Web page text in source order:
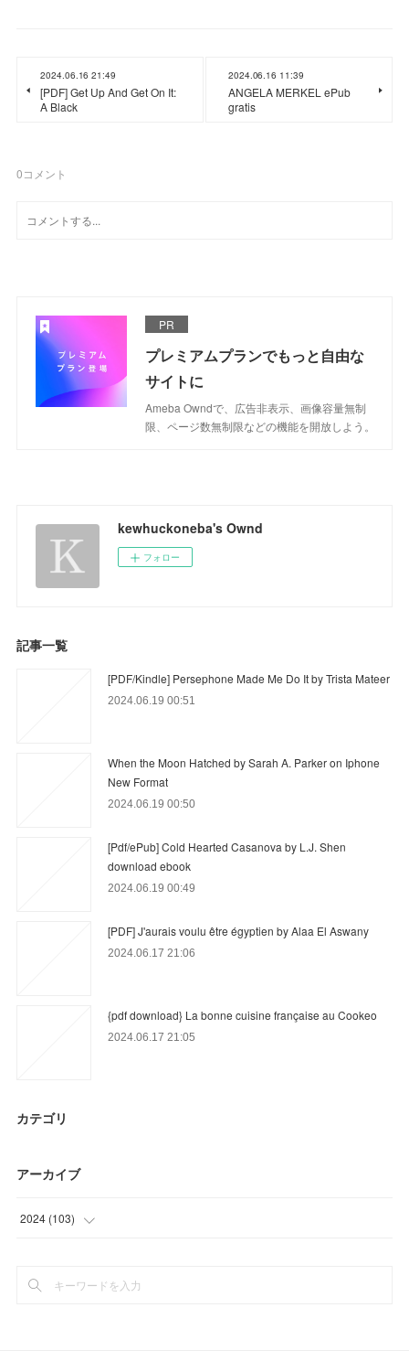
2024.06.16 21:49
[PDF] Get Up And Get On It:
A Black
2024.06.16 11:39
ANGELA MERKEL ePub
gratis
0コメント
PR
プレミアムプランでもっと自由な
サイトに
Ameba Owndで、広告非表示、画像容量無制
限、ページ数無制限などの機能を開放しよう。
kewhuckoneba's Ownd
フォロー
記事一覧
[PDF/Kindle] Persephone Made Me Do It by Trista Mateer
2024.06.19 00:51
When the Moon Hatched by Sarah A. Parker on Iphone
New Format
2024.06.19 00:50
[Pdf/ePub] Cold Hearted Casanova by L.J. Shen
download ebook
2024.06.19 00:49
[PDF] J'aurais voulu être égyptien by Alaa El Aswany
2024.06.17 21:06
{pdf download} La bonne cuisine française au Cookeo
2024.06.17 21:05
カテゴリ
アーカイブ
2024 (103)
(